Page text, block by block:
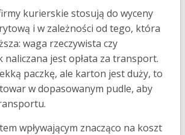
kurierskie stosują do wyceny
i w zależności od tego, która
waga rzeczywista czy
naliczana jest opłata za transport.
paczkę, ale karton jest duży, to
w dopasowanym pudle, aby
wpływającym znacząco na koszt